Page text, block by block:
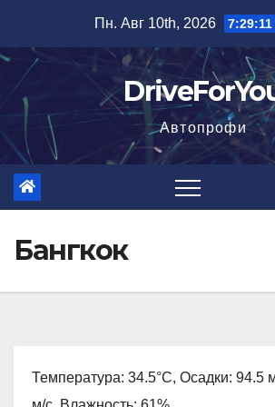
содержимому
Пн. Авг 10th, 2026 7:29:12
Автопрофи
Бангкок
Температура: 34.5°C, Осадки: 94.5